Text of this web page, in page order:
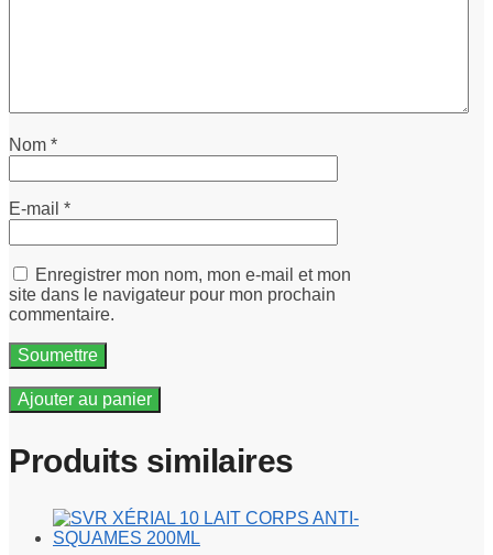
Nom *
E-mail *
Enregistrer mon nom, mon e-mail et mon
site dans le navigateur pour mon prochain
commentaire.
Ajouter au panier
Produits similaires